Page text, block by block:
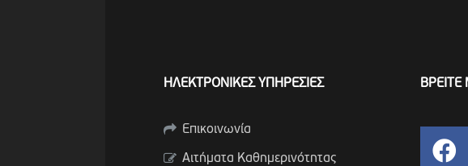
ΗΛΕΚΤΡΟΝΙΚΕΣ ΥΠΗΡΕΣΙΕΣ
Επικοινωνία
Αιτήματα Καθημερινότητας
ΒΡΕΙΤΕ